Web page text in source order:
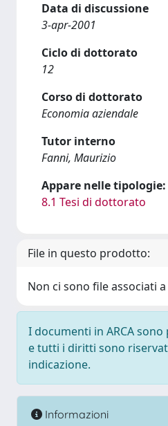
Data di discussione
3-apr-2001
Ciclo di dottorato
12
Corso di dottorato
Economia aziendale
Tutor interno
Fanni, Maurizio
Appare nelle tipologie:
8.1 Tesi di dottorato
File in questo prodotto:
Non ci sono file associati
I documenti in ARCA
e tutti i diritti sono
indicazione.
Informazioni